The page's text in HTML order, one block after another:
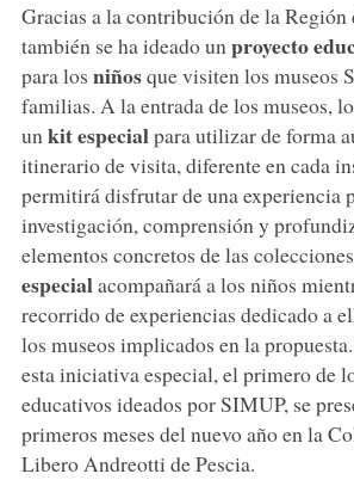
Gracias a la contribución de la Región
también se ha ideado unproyecto
para los niñosque visiten los museos
familias. A la entrada de los museos,
unkit especialpara utilizar de forma
itinerario de visita, diferente en cada
permitirá disfrutar de una experiencia
investigación, comprensión y
elementos concretos de las
especialacompañará a los niños
recorrido de experiencias dedicado a
los museos implicados en la
esta iniciativa especial, el primero de
educativos ideados por SIMUP, se
primeros meses del nuevo año en la
Libero Andreotti de Pescia.